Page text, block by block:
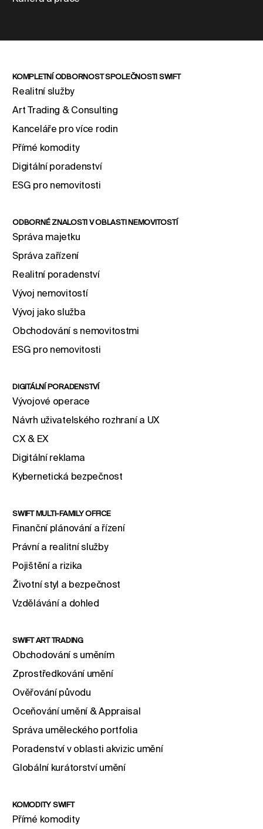
KOMPLETNÍ ODBORNOST SPOLEČNOSTI SWIFT
Realitní služby
Art Trading & Consulting
Kanceláře pro více rodin
Přímé komodity
Digitální poradenství
ESG pro nemovitosti
ODBORNÉ ZNALOSTI V OBLASTI NEMOVITOSTÍ
Správa majetku
Správa zařízení
Realitní poradenství
Vývoj nemovitostí
Vývoj jako služba
Obchodování s nemovitostmi
ESG pro nemovitosti
DIGITÁLNÍ PORADENSTVÍ
Vývojové operace
Návrh uživatelského rozhraní a UX
CX & EX
Digitální reklama
Kybernetická bezpečnost
SWIFT MULTI-FAMILY OFFICE
Finanční plánování a řízení
Právní a realitní služby
Pojištění a rizika
Životní styl a bezpečnost
Vzdělávání a dohled
SWIFT ART TRADING
Obchodování s uměním
Zprostředkování umění
Ověřování původu
Oceňování umění & Appraisal
Správa uměleckého portfolia
Poradenství v oblasti akvizic umění
Globální kurátorství umění
KOMODITY SWIFT
Přímé komodity